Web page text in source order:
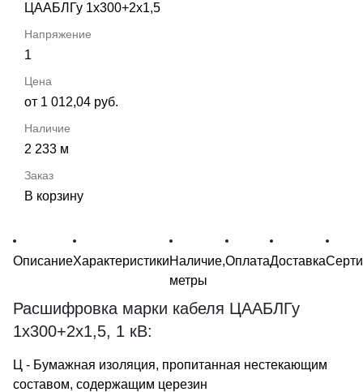
ЦААБЛГу 1х300+2х1,5
1
от 1 012,04 руб.
2 233 м
В корзину
ОписаниеХарактеристикиНаличие,
метры
ОплатаДоставка
Расшифровка марки кабеля ЦААБЛГу
1х300+2х1,5, 1 кВ:
Ц - Бумажная изоляция, пропитанная нестекающим
составом, содержащим церезин